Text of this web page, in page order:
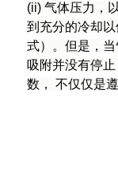
(ii) 气体压力，
到充分的冷却
式）。但是，
吸附并没有停
数， 不仅仅是